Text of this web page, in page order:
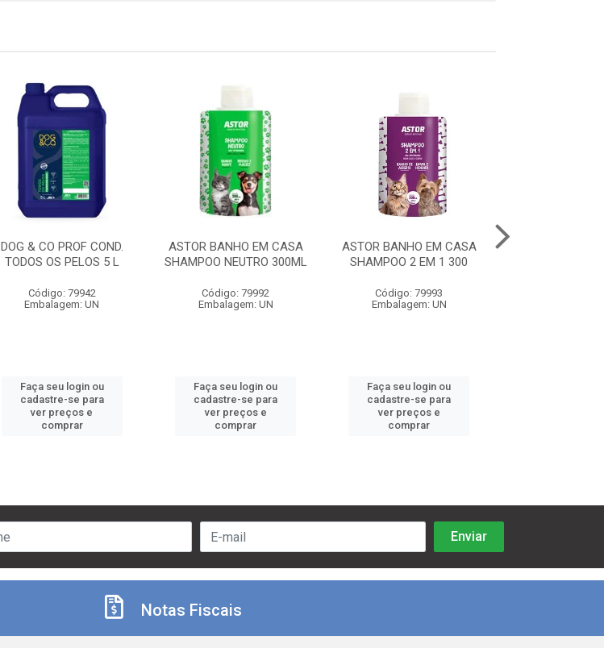
DOG & CO PROF COND.
TODOS OS PELOS 5 L
Código: 79942
Embalagem: UN
Faça seu login ou
cadastre-se para
ver preços e
comprar
ASTOR BANHO EM CASA
SHAMPOO NEUTRO 300ML
Código: 79992
Embalagem: UN
Faça seu login ou
cadastre-se para
ver preços e
comprar
ASTOR BANHO EM CASA
SHAMPOO 2 EM 1 300
Código: 79993
Embalagem: UN
Faça seu login ou
cadastre-se para
ver preços e
comprar
Notas Fiscais